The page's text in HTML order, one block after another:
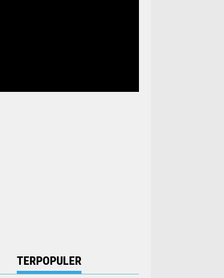
TERPOPULER